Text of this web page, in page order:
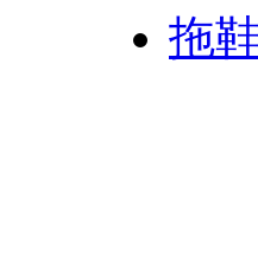
拖